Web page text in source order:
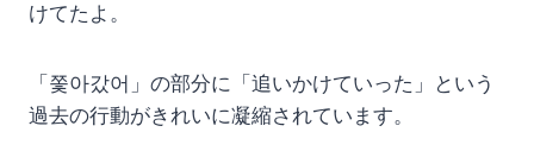
けてたよ。
「쫓아갔어」の部分に「追いかけていった」という
過去の行動がきれいに凝縮されています。